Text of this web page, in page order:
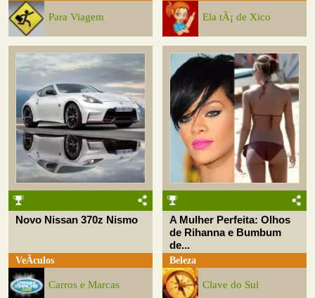
Para Viagem Ela tÃ¡ de Xico
Novo Nissan 370z Nismo
VeÃ­culos
Carros e Marcas
A Mulher Perfeita: Olhos
de Rihanna e Bumbum
de...
Beleza
Clave do Sul